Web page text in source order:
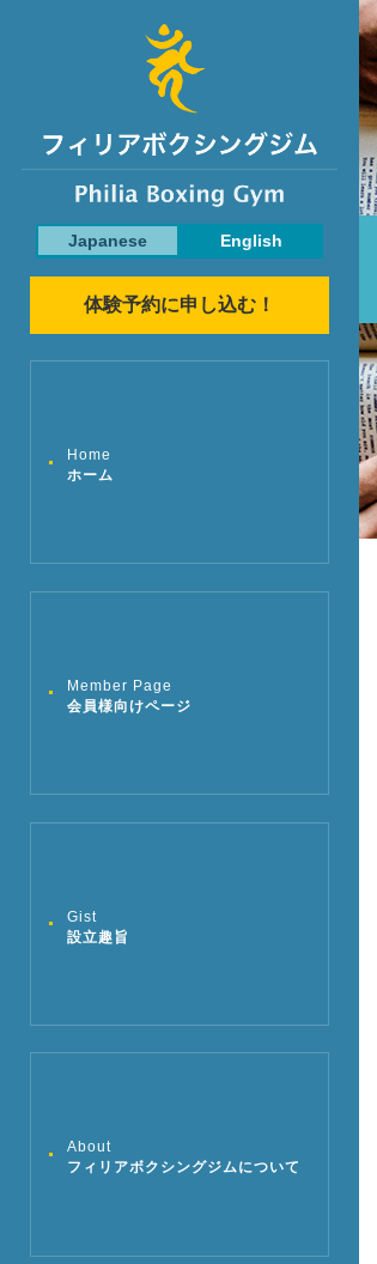
Japanese English
体験予約に申し込む！
Home
ホーム
Member Page
会員様向けページ
Gist
設立趣旨
About
フィリアボクシングジムについて